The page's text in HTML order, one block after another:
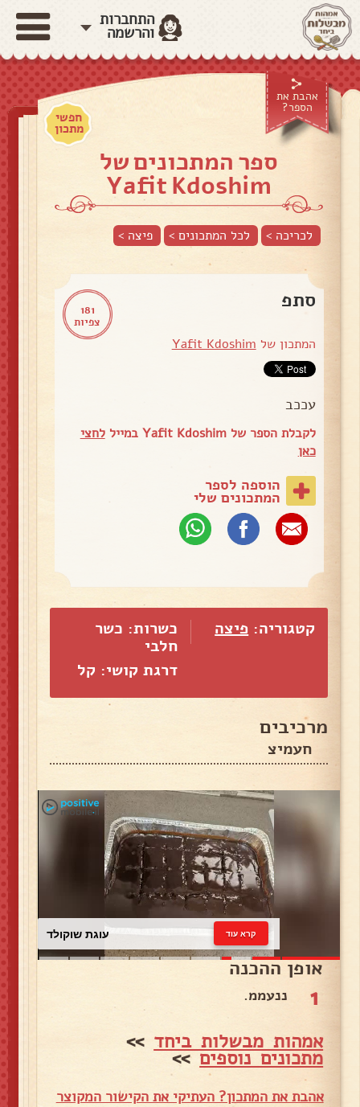
התחברות
והרשמה
אהבת את
הספר?
חפשי
מתכון
ספר המתכונים של
Yafit Kdoshim
לכריכה > לכל המתכונים > פיצה >
181
צפיות
סתפ
המתכון של Yafit Kdoshim
עככב
לקבלת הספר של Yafit Kdoshim במייל
לחצי
כאן
הוספה לספר
המתכונים שלי
קטגוריה: פיצה
כשרות: כשר
חלבי
דרגת קושי: קל
מרכיבים
חעמיצ
עוגת שוקולד קרא עוד
אופן ההכנה
1 ננעממ.
אמהות מבשלות ביחד >>
מתכונים נוספים>>
אהבת את המתכון? העתיקי את הקישור המקוצר